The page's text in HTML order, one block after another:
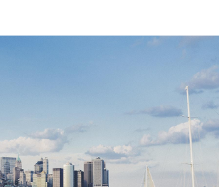
SERVICES
知財活動のROICへの貢献
を活用した知財戦略の策定方法
打ち」で、新たな発明を創出する方法